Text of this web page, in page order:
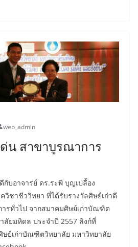
web_admin
น สาขาบูรณาการ
บอาจารย์ ดร.ระพี บุญเปลื้อง
วิชาชีววิทยา ที่ได้รับรางวัลศิษย์เก่าดี
รทั่วไป จากสมาคมศิษย์เก่าบัณฑิต
ลัยมหิดล ประจำปี 2557 ลิงก์ที่
ษย์เก่าบัณฑิตวิทยาลัย มหาวิทยาลัย